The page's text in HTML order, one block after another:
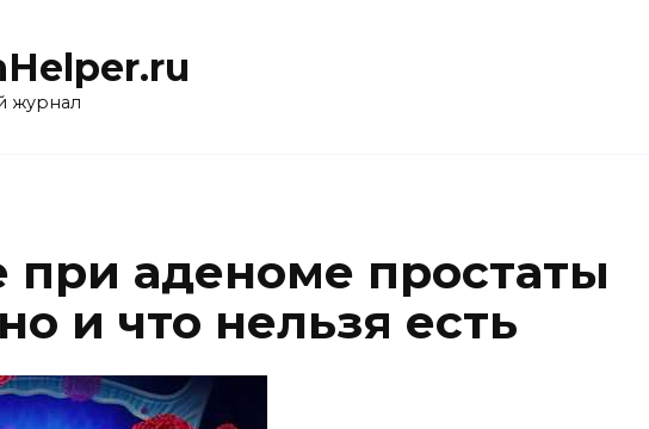
журнал
при аденоме простаты
и что нельзя есть